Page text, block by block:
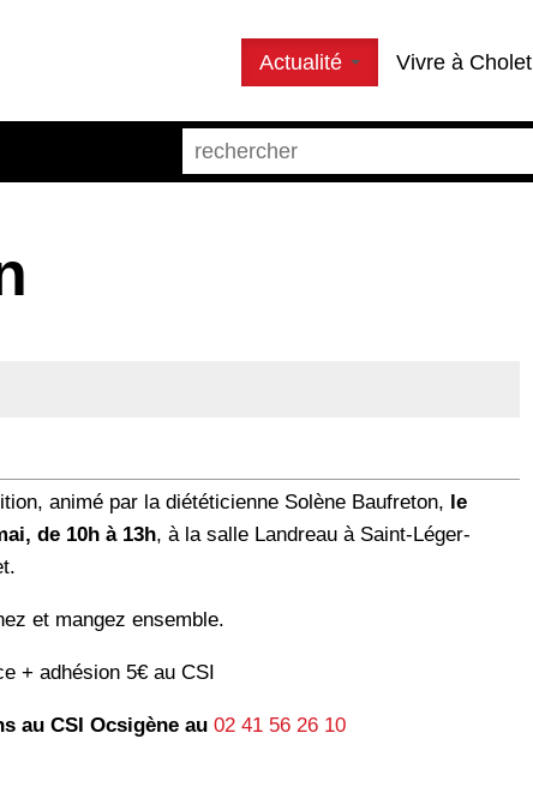
Actualité Vivre à Cholet
animé par la diététicienne Solène Baufreton, le
de 10h à 13h, à la salle Landreau à Saint-Léger-
et mangez ensemble.
+ adhésion 5€ au CSI
au CSI Ocsigène au 02 41 56 26 10